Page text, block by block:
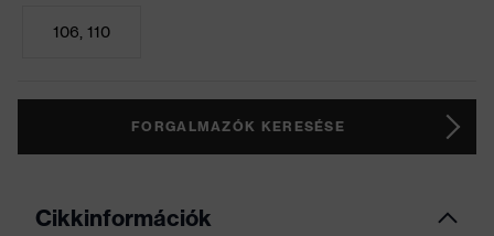
106, 110
FORGALMAZÓK KERESÉSE
Cikkinformációk